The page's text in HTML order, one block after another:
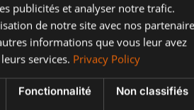
Lire plus "
publicités et analyser notre trafic.
de notre site avec nos
informations que vous leur avez
services. Privacy Policy
Fonctionnalité Non classifiés